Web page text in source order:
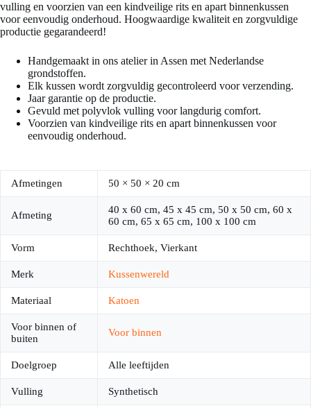
vulling en voorzien van een kindveilige rits en apart binnenkussen
voor eenvoudig onderhoud. Hoogwaardige kwaliteit en zorgvuldige
productie gegarandeerd!
Handgemaakt in ons atelier in Assen met Nederlandse
grondstoffen.
Elk kussen wordt zorgvuldig gecontroleerd voor verzending.
Jaar garantie op de productie.
Gevuld met polyvlok vulling voor langdurig comfort.
Voorzien van kindveilige rits en apart binnenkussen voor
eenvoudig onderhoud.
Afmetingen 50 × 50 × 20 cm
Afmeting
40 x 60 cm, 45 x 45 cm, 50 x 50 cm, 60 x
60 cm, 65 x 65 cm, 100 x 100 cm
Vorm Rechthoek, Vierkant
Merk Kussenwereld
Materiaal Katoen
Voor binnen of
buiten
Voor binnen
Doelgroep Alle leeftijden
Vulling Synthetisch